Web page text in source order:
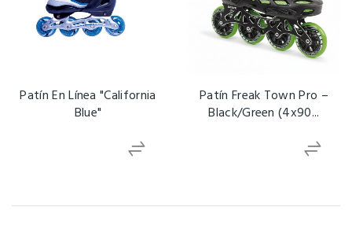
Patín En Línea "California
Blue"
Patín Freak Town Pro –
Black/Green (4x90...